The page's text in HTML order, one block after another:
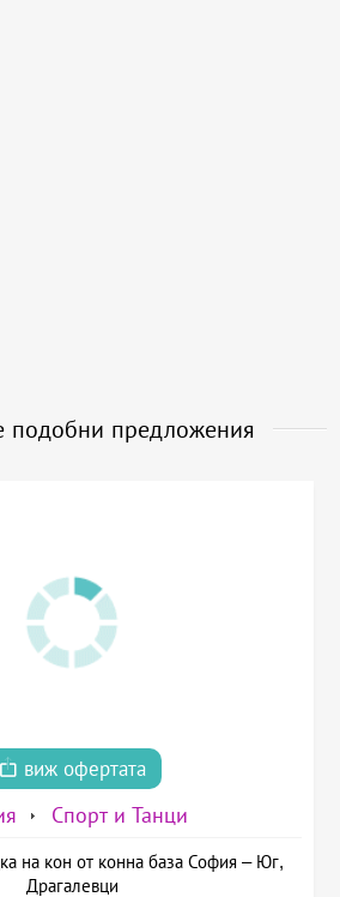
подобни предложения
виж офертата
Спорт и Танци
на кон от конна база София – Юг,
Драгалевци